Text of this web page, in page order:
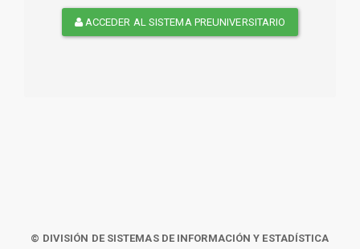
ACCEDER AL SISTEMA PREUNIVERSITARIO
© DIVISIÓN DE SISTEMAS DE INFORMACIÓN Y ESTADÍSTICA